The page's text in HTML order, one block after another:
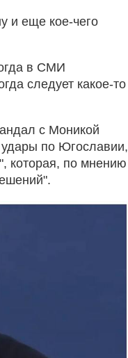
и еще кое-чего
в СМИ
следует какое-то
с Моникой
по Югославии,
которая, по мнению